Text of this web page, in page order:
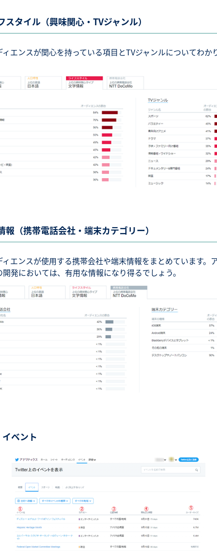
スタイル（興味関心・TVジャンル）
ィエンスが関心を持っている項目とTVジャンルについてわか
報（携帯電話会社・端末カテゴリー）
ィエンスが使用する携帯会社や端末情報をまとめています。
発においては、有用な情報になり得るでしょう。
ベント